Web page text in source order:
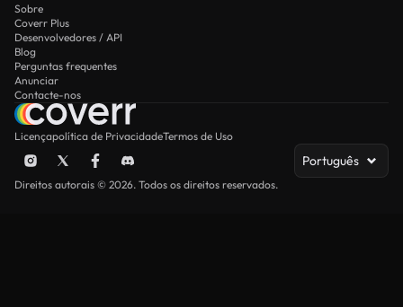
Sobre
Coverr Plus
Desenvolvedores / API
Blog
Perguntas frequentes
Anunciar
Contacte-nos
Licençapolítica de PrivacidadeTermos de Uso
Português
Direitos autorais © 2026. Todos os direitos reservados.